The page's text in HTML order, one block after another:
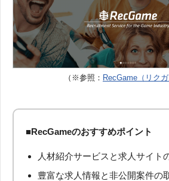
（※参照： RecGame（リクガ
■RecGameのおすすめポイント
人材紹介サービスと求人サイト
豊富な求人情報と非公開案件の